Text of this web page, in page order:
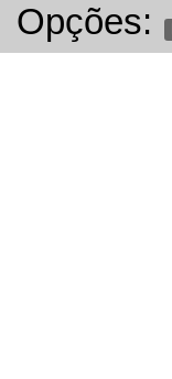
Opções: